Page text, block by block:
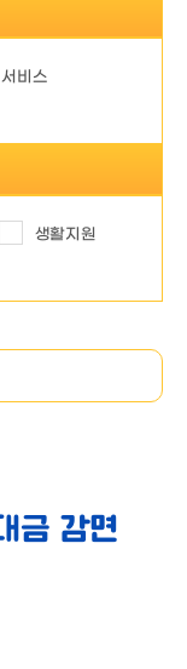
비스
생활지원
금 감면